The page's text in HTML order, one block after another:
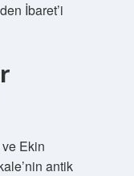
İbaret’i
Ekin
antik